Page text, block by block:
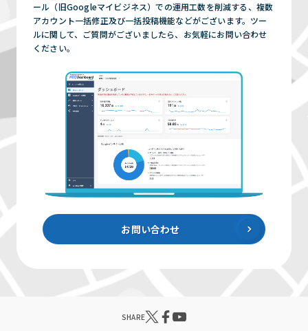
ール（旧Googleマイビジネス）での運用工数を削減する、複数
アカウント一括修正及び一括投稿機能などがございます。ツー
ルに関して、ご質問がございましたら、お気軽にお問い合わせ
ください。
お問い合わせ
SHARE